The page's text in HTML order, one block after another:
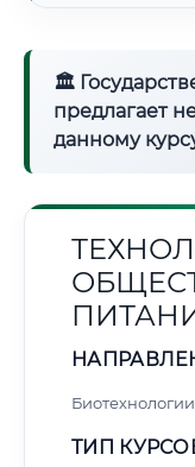
🏛
предлагает
данному
Биотехнологии
ТИП